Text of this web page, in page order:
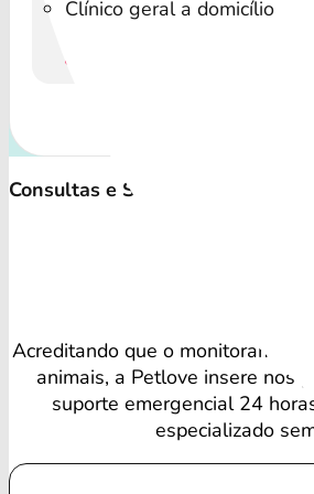
Clínico geral a domicílio
Consultas e Suporte Veterinário
Acreditando que o
animais, a Petlove insere nos
suporte emergencial 24
especializado